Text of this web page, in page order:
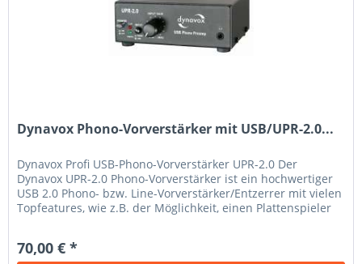
Dynavox Phono-Vorverstärker mit USB/UPR-2.0...
Dynavox Profi USB-Phono-Vorverstärker UPR-2.0 Der
Dynavox UPR-2.0 Phono-Vorverstärker ist ein hochwertiger
USB 2.0 Phono- bzw. Line-Vorverstärker/Entzerrer mit vielen
Topfeatures, wie z.B. der Möglichkeit, einen Plattenspieler
70,00 € *